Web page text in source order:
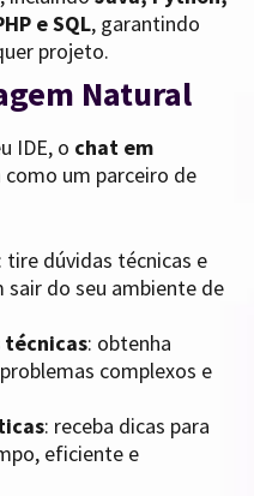
e SQL, garantindo
projeto.
Natural
IDE, o chat em
como um parceiro de
: tire dúvidas técnicas e
sair do seu ambiente de
técnicas: obtenha
complexos e
: receba dicas para
eficiente e